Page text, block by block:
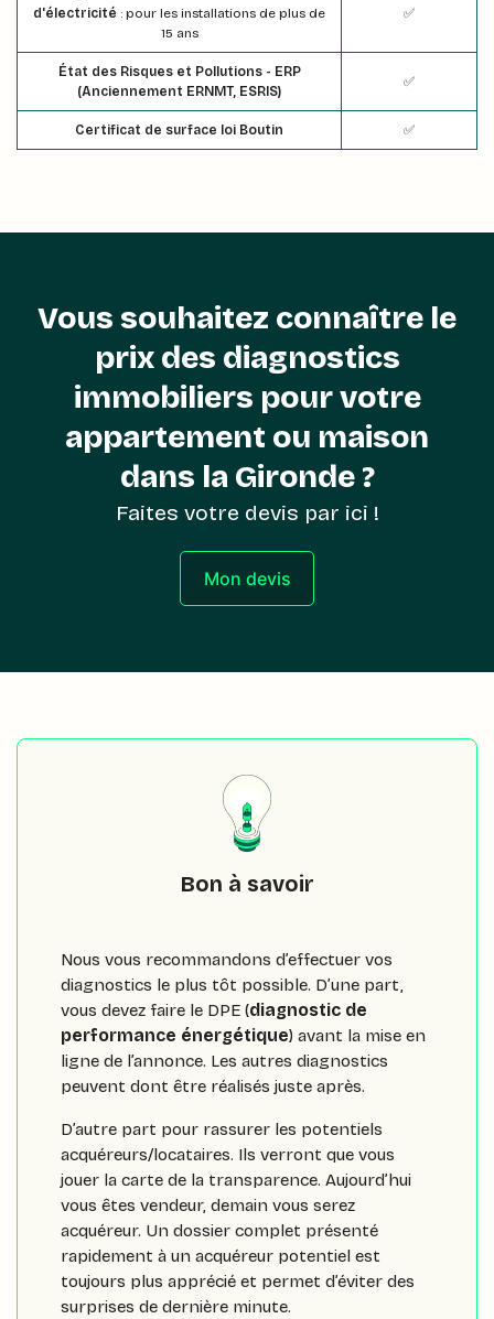
d'électricité : pour les installations de plus de
15 ans
✅
État des Risques et Pollutions - ERP
(Anciennement ERNMT, ESRIS)
✅
Certificat de surface loi Boutin ✅
Vous souhaitez connaître le
prix des diagnostics
immobiliers pour votre
appartement ou maison
dans la Gironde ?
Faites votre devis par ici !
Mon devis
Bon à savoir
Nous vous recommandons d’effectuer vos
diagnostics le plus tôt possible. D’une part,
vous devez faire le DPE (diagnostic de
performance énergétique) avant la mise en
ligne de l’annonce. Les autres diagnostics
peuvent dont être réalisés juste après.
D’autre part pour rassurer les potentiels
acquéreurs/locataires. Ils verront que vous
jouer la carte de la transparence. Aujourd’hui
vous êtes vendeur, demain vous serez
acquéreur. Un dossier complet présenté
rapidement à un acquéreur potentiel est
toujours plus apprécié et permet d’éviter des
surprises de dernière minute.